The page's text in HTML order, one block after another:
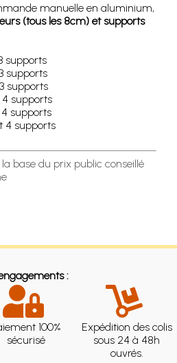
manuelle en aluminium,
(tous les 8cm) et supports
supports
supports
supports
supports
supports
4 supports
base du prix public conseillé
:
100%
sécurisé
Expédition des colis
sous 24 à 48h
ouvrés.